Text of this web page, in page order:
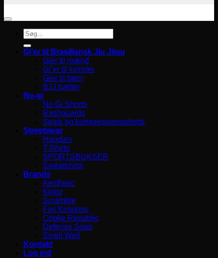
Søg
efter:
Gi’er til Brasiliansk Jiu Jitsu
Gier til mænd
Gi’er til kvinder
Gier til børn
BJJ bælter
No-gi
No Gi Shorts
Rashguards
Spats og kompressionsshorts
Streetwear
Hoodies
T-Shirts
SPORTSBUKSER
Sweatshirts
Brands
Aesthetic
Kingz
Scramble
Fuji Kimonos
Choke Republic
Defense Soap
Smell Well
Kontakt
Log ind